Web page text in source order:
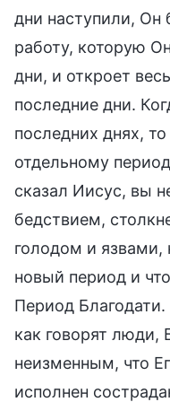
дни наступили, Он
работу, которую
дни, и откроет
последние дни.
последних днях, то
отдельному
сказал Иисус, вы
бедствием,
голодом и язвами,
новый период и
Период
как говорят люди,
неизменным, что
исполнен